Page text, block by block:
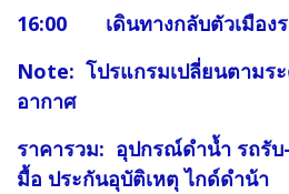
16:00 เดินทางกลับตัวเมือง
Note: โปรแกรมเปลี่ยนตามร
อากาศ
ราคารวม: อุปกรณ์ดำน้ำ รถรับ
มื้อ ประกันอุบัติเหตุ ไกด์ดำน้า